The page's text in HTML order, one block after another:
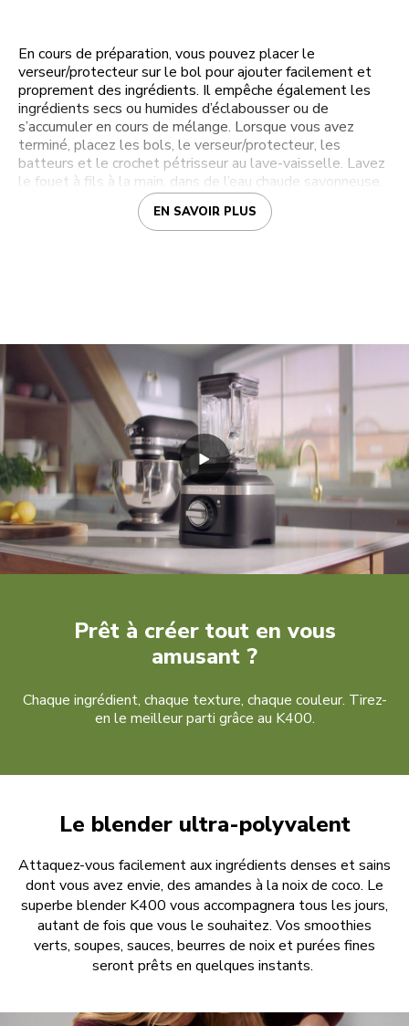
En cours de préparation, vous pouvez placer le
verseur/protecteur sur le bol pour ajouter facilement et
proprement des ingrédients. Il empêche également les
ingrédients secs ou humides d’éclabousser ou de
s’accumuler en cours de mélange. Lorsque vous avez
terminé, placez les bols, le verseur/protecteur, les
batteurs et le crochet pétrisseur au lave-vaisselle. Lavez
le fouet à fils à la main, dans de l’eau chaude savonneuse.
EN SAVOIR PLUS
Prêt à créer tout en vous
amusant ?
Chaque ingrédient, chaque texture, chaque couleur. Tirez-
en le meilleur parti grâce au K400.
Le blender ultra-polyvalent
Attaquez-vous facilement aux ingrédients denses et sains
dont vous avez envie, des amandes à la noix de coco. Le
superbe blender K400 vous accompagnera tous les jours,
autant de fois que vous le souhaitez. Vos smoothies
verts, soupes, sauces, beurres de noix et purées fines
seront prêts en quelques instants.